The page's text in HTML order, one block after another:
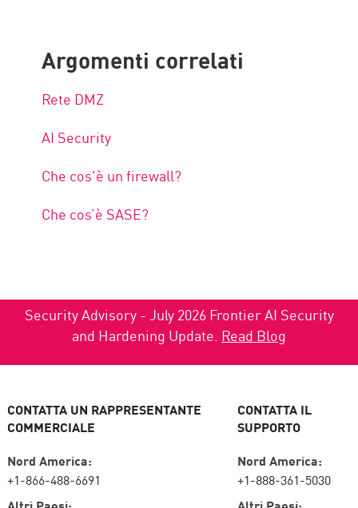
Argomenti correlati
Rete DMZ
AI Security
Che cos'è un firewall?
Che cos’è SASE?
Security Advisory - July 2026 Frontier AI Security
and Hardening Update. Read Blog
CONTATTA UN RAPPRESENTANTE
COMMERCIALE
Nord America:
+1-866-488-6691
CONTATTA IL
SUPPORTO
Nord America:
+1-888-361-5030